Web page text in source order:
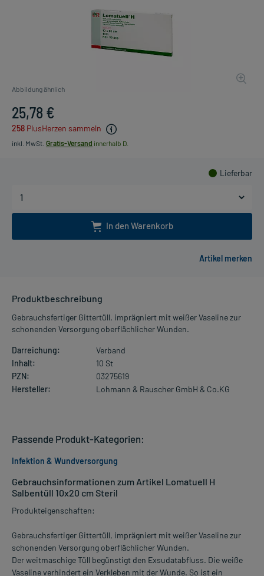
Abbildung ähnlich
25,78 €
258 PlusHerzen sammeln
inkl. MwSt. Gratis-Versand innerhalb D.
Lieferbar
In den Warenkorb
Produktbeschreibung
Gebrauchsfertiger Gittertüll, imprägniert mit weißer Vaseline zur
schonenden Versorgung oberflächlicher Wunden.
Darreichung:
Verband
Inhalt:
10 St
PZN:
03275619
Hersteller:
Lohmann & Rauscher GmbH & Co.KG
Gebrauchsinformationen zum Artikel Lomatuell H
Salbentüll 10x20 cm Steril
Produkteigenschaften:
Gebrauchsfertiger Gittertüll, imprägniert mit weißer Vaseline zur
schonenden Versorgung oberflächlicher Wunden.
Der weitmaschige Tüll begünstigt den Exsudatabfluss. Die weiße
Vaseline verhindert ein Verkleben mit der Wunde. So ist ein
Passende Produkt-Kategorien:
Infektion & Wundversorgung